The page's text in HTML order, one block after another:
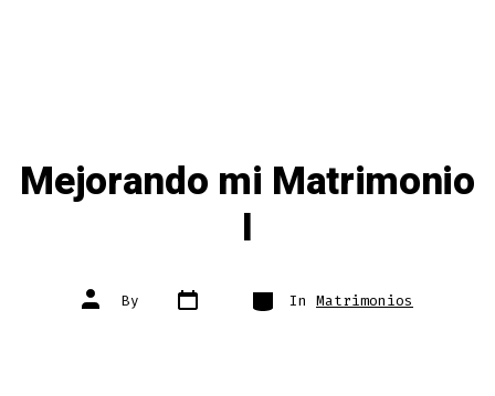
Mejorando mi Matrimonio
I
Post
author
By Post
date
Categories
In Matrimonios